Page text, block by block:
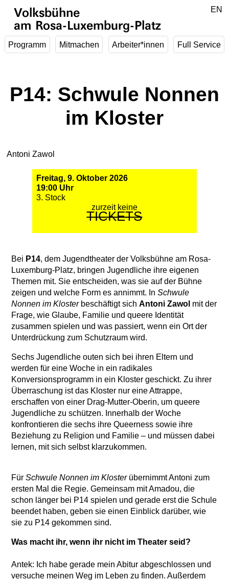
Volksbühne
am Rosa-Luxemburg-Platz
Programm Mitmachen Arbeiter*innen Full Service
DE
EN
P14: Schwule Nonnen
im Kloster
Antoni Zawol
Freitag, 9. Oktober 2026
19:00 Uhr
3. Stock
zurzeit keine
TICKETS
Bei P14, dem Jugendtheater der Volksbühne am Rosa-
Luxemburg-Platz, bringen Jugendliche ihre eigenen
Themen mit. Sie entscheiden, was sie auf der Bühne
zeigen und welche Form es annimmt. In Schwule
Nonnen im Klosterbeschäftigt sich Antoni Zawolmit der
Frage, wie Glaube, Familie und queere Identität
zusammen spielen und was passiert, wenn ein Ort der
Unterdrückung zum Schutzraum wird.
Sechs Jugendliche outen sich bei ihren Eltern und
werden für eine Woche in ein radikales
Konversionsprogramm in ein Kloster geschickt. Zu ihrer
Überraschung ist das Kloster nur eine Attrappe,
erschaffen von einer Drag-Mutter-Oberin, um queere
Jugendliche zu schützen. Innerhalb der Woche
konfrontieren die sechs ihre Queerness sowie ihre
Beziehung zu Religion und Familie – und müssen dabei
lernen, mit sich selbst klarzukommen.
Für Schwule Nonnen im Klosterübernimmt Antoni zum
ersten Mal die Regie. Gemeinsam mit Amadou, die
schon länger bei P14 spielen und gerade erst die Schule
beendet haben, geben sie einen Einblick darüber, wie
sie zu P14 gekommen sind.
Was macht ihr, wenn ihr nicht im Theater seid?
Antek: Ich habe gerade mein Abitur abgeschlossen und
versuche meinen Weg im Leben zu finden. Außerdem